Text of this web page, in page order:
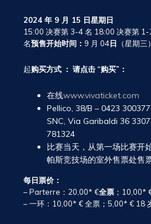
2024 年 9 月 15 日星期日
15:00 决赛第 3-4 名 18:00 决赛第 1-
名预售开始时间： 9 月 04日 （星期
起购买方式 ： 请点击 “购买”：
在线www.vivaticket.com
Pellico, 38/B – 0423
SNC, Via Garibaldi 36
781324
比赛当天，从第一场比赛开
帕斯竞技场的室外售票处售
每日票价：
– Parterre：20,00* €全票 ；10,00*
– 一环：10,00* € 全票；5,00* € 18